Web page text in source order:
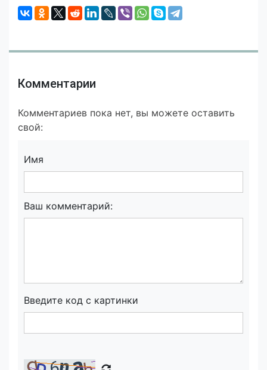
Комментарии
Комментариев пока нет, вы можете оставить
свой:
Имя
Ваш комментарий:
Введите код с картинки